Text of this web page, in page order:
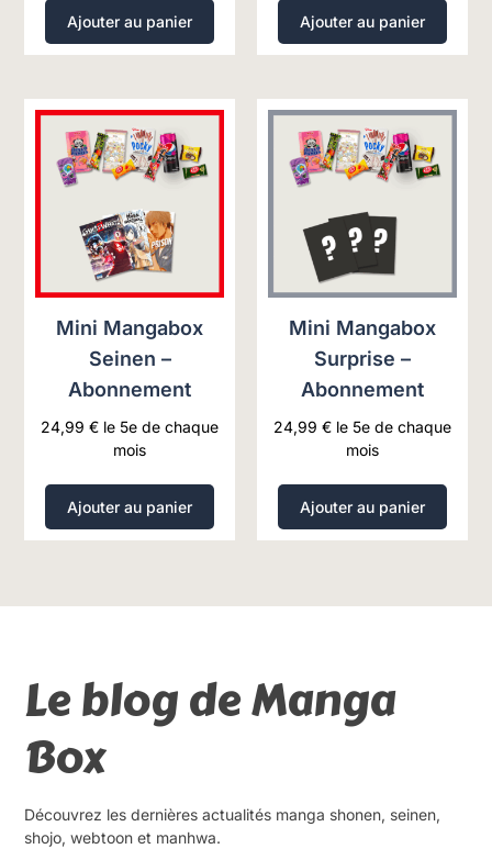
Ajouter au panier Ajouter au panier
Mini Mangabox
Seinen –
Abonnement
24,99€ le 5e de chaque
mois
Ajouter au panier
Mini Mangabox
Surprise –
Abonnement
24,99 € le 5e de chaque
mois
Ajouter au panier
Le blog de Manga
Box
Découvrez les dernières actualités manga shonen, seinen,
shojo, webtoon et manhwa.